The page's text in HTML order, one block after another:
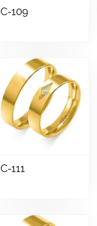
C-109
Zobraziť
C-111